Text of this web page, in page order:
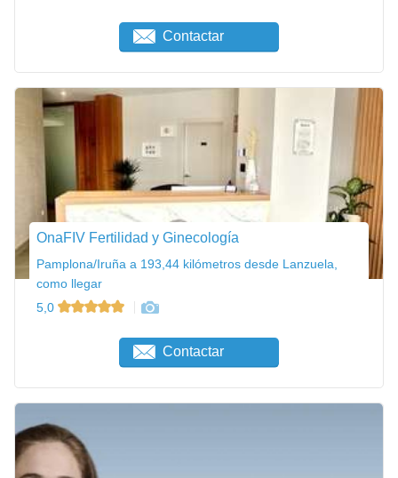
Contactar
OnaFIV Fertilidad y Ginecología
Pamplona/Iruña a 193,44 kilómetros desde Lanzuela,
como llegar
5,0
Contactar